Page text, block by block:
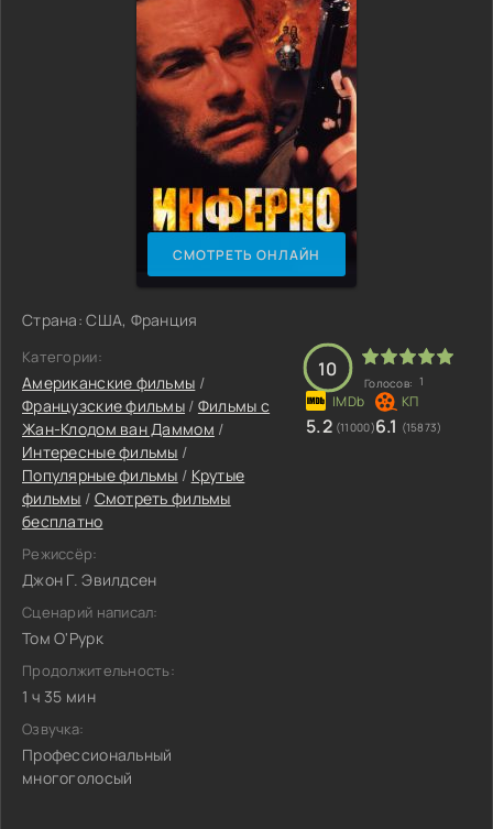
СМОТРЕТЬ ОНЛАЙН
Страна: США, Франция
Категории:
Американские фильмы /
Французские фильмы / Фильмы c
Жан-Клодом ван Даммом /
Интересные фильмы /
Популярные фильмы / Крутые
фильмы / Смотреть фильмы
бесплатно
Режиссёр:
Джон Г. Эвилдсен
Сценарий написал:
Том О'Рурк
Продолжительность:
1 ч 35 мин
Озвучка:
Профессиональный
многоголосый
10
Голосов: 1
5.2 (11000)6.1 (15873)